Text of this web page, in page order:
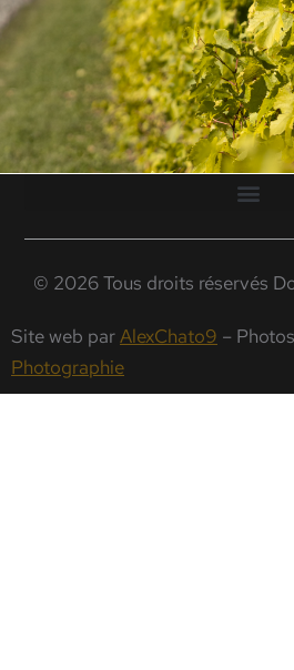
© 2026 Tous droits réservés
Site web parAlexChato9 –
Photographie